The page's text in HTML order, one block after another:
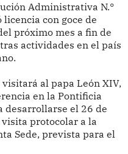
Administrativa N.°
con goce de
próximo mes a fin de
actividades en el país
al papa León XIV,
en la Pontificia
desarrollarse el 26 de
protocolar a la
Sede, prevista para el